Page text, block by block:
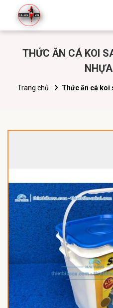
THỨC ĂN CÁ KOI
Trang chủ Thức ăn cá koi